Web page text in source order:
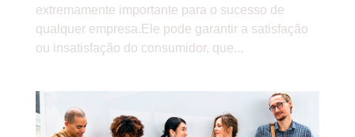
extremamente importante para o sucesso de
qualquer empresa.Ele pode garantir a satisfação
ou insatisfação do consumidor, que...